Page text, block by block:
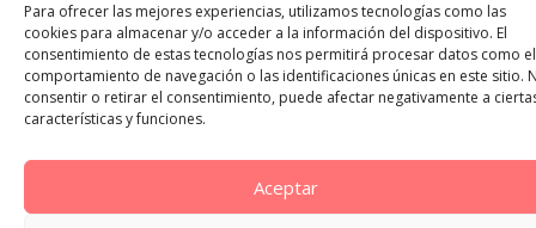
Para ofrecer las mejores experiencias, utilizamos tecnologías como las
cookies para almacenar y/o acceder a la información del dispositivo. El
consentimiento de estas tecnologías nos permitirá procesar datos como el
comportamiento de navegación o las identificaciones únicas en este sitio.
consentir o retirar el consentimiento, puede afectar negativamente a
características y funciones.
Aceptar